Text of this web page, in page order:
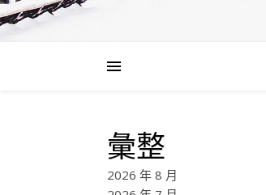
彙整
2026 年 8 月